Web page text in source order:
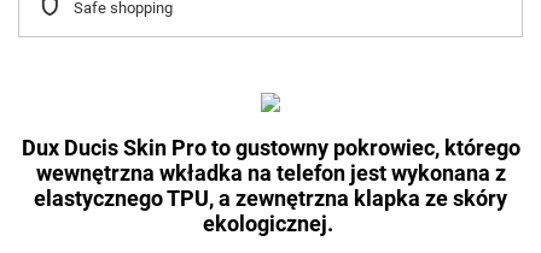
Safe shopping
Dux Ducis Skin Pro to gustowny pokrowiec, którego
wewnętrzna wkładka na telefon jest wykonana z
elastycznego TPU, a zewnętrzna klapka ze skóry
ekologicznej.